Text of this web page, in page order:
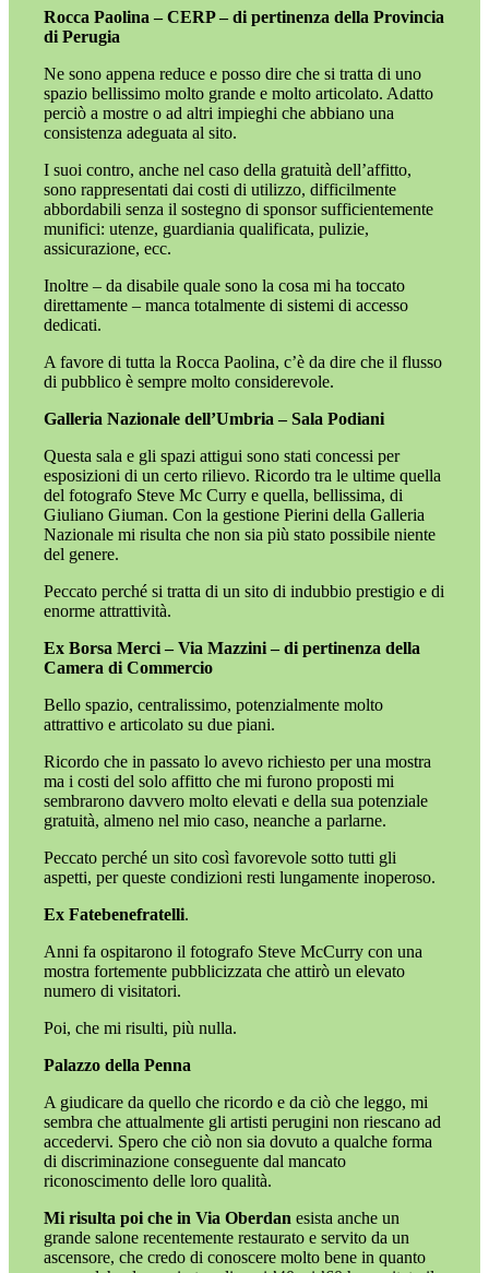
Rocca Paolina – CERP – di pertinenza della Provincia
di Perugia
Ne sono appena reduce e posso dire che si tratta di uno
spazio bellissimo molto grande e molto articolato. Adatto
perciò a mostre o ad altri impieghi che abbiano una
consistenza adeguata al sito.
I suoi contro, anche nel caso della gratuità dell’affitto,
sono rappresentati dai costi di utilizzo, difficilmente
abbordabili senza il sostegno di sponsor sufficientemente
munifici: utenze, guardiania qualificata, pulizie,
assicurazione, ecc.
Inoltre – da disabile quale sono la cosa mi ha toccato
direttamente – manca totalmente di sistemi di accesso
dedicati.
A favore di tutta la Rocca Paolina, c’è da dire che il flusso
di pubblico è sempre molto considerevole.
Galleria Nazionale dell’Umbria – Sala Podiani
Questa sala e gli spazi attigui sono stati concessi per
esposizioni di un certo rilievo. Ricordo tra le ultime quella
del fotografo Steve Mc Curry e quella, bellissima, di
Giuliano Giuman. Con la gestione Pierini della Galleria
Nazionale mi risulta che non sia più stato possibile niente
del genere.
Peccato perché si tratta di un sito di indubbio prestigio e di
enorme attrattività.
Ex Borsa Merci – Via Mazzini – di pertinenza della
Camera di Commercio
Bello spazio, centralissimo, potenzialmente molto
attrattivo e articolato su due piani.
Ricordo che in passato lo avevo richiesto per una mostra
ma i costi del solo affitto che mi furono proposti mi
sembrarono davvero molto elevati e della sua potenziale
gratuità, almeno nel mio caso, neanche a parlarne.
Peccato perché un sito così favorevole sotto tutti gli
aspetti, per queste condizioni resti lungamente inoperoso.
Ex Fatebenefratelli.
Anni fa ospitarono il fotografo Steve McCurry con una
mostra fortemente pubblicizzata che attirò un elevato
numero di visitatori.
Poi, che mi risulti, più nulla.
Palazzo della Penna
A giudicare da quello che ricordo e da ciò che leggo, mi
sembra che attualmente gli artisti perugini non riescano ad
accedervi. Spero che ciò non sia dovuto a qualche forma
di discriminazione conseguente dal mancato
riconoscimento delle loro qualità.
Mi risulta poi che in Via Oberdan esista anche un
grande salone recentemente restaurato e servito da un
ascensore, che credo di conoscere molto bene in quanto